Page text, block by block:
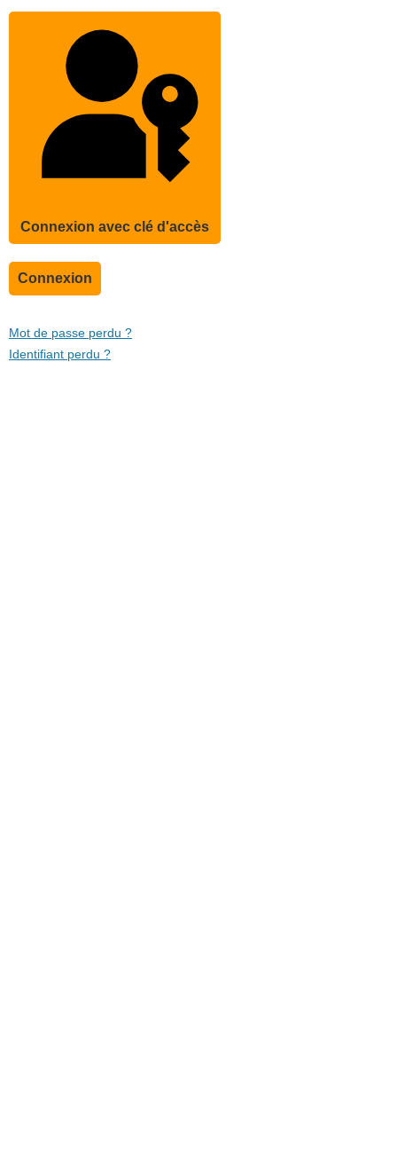
Connexion avec clé d'accès
Connexion
Mot de passe perdu ?
Identifiant perdu ?